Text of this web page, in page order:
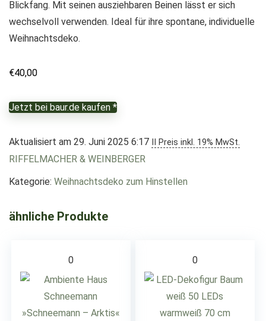
Blickfang. Mit seinen ausziehbaren Beinen lässt er sich
wechselvoll verwenden. Ideal für ihre spontane, individuelle
Weihnachtsdeko.
€40,00
Jetzt bei baur.de kaufen *
Aktualisiert am 29. Juni 2025 6:17 II Preis inkl. 19% MwSt.
RIFFELMACHER & WEINBERGER
Kategorie: Weihnachtsdeko zum Hinstellen
ähnliche Produkte
0 0